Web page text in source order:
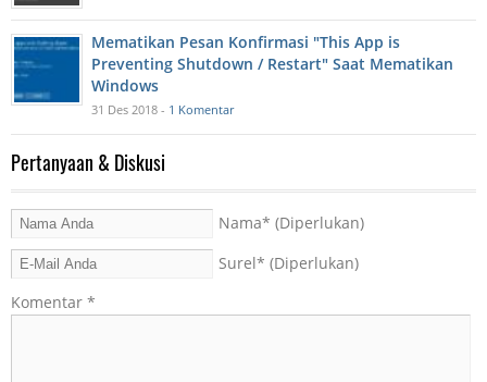
Mematikan Pesan Konfirmasi "This App is
Preventing Shutdown / Restart" Saat Mematikan
Windows
31 Des 2018 - 1 Komentar
Pertanyaan & Diskusi
Nama* (Diperlukan)
Surel* (Diperlukan)
Komentar *